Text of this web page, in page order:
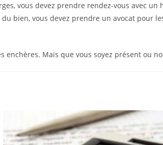
vous devez prendre rendez-vous avec un
bien, vous devez prendre un avocat pour
Mais que vous soyez présent ou